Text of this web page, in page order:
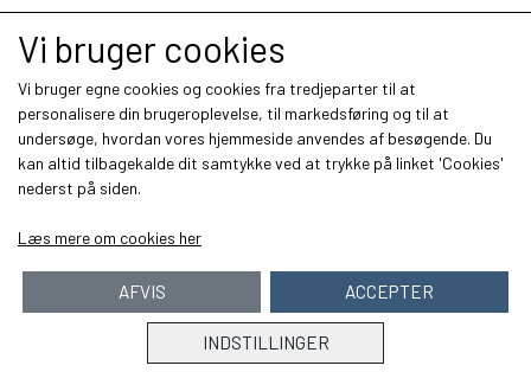
Vi bruger cookies
Vi bruger egne cookies og cookies fra tredjeparter til at
personalisere din brugeroplevelse, til markedsføring og til at
undersøge, hvordan vores hjemmeside anvendes af besøgende. Du
kan altid tilbagekalde dit samtykke ved at trykke på linket 'Cookies'
nederst på siden.
Læs mere om cookies her
INDSTILLINGER
AFVIS ACCEPTER